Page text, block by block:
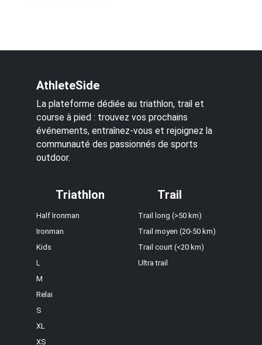
AthleteSide
La plateforme dédiée au triathlon, trail et
course à pied : trouvez vos prochains
événements, entraînez-vous et rejoignez la
communauté des passionnés de sports
outdoor.
Triathlon
Half Ironman
Ironman
Kids
L
M
Relai
S
XL
XS
Trail
Trail long (>50 km)
Trail moyen (20-50 km)
Trail court (<20 km)
Ultra trail